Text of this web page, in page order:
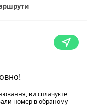
ви сплачуєте
номер в обраному